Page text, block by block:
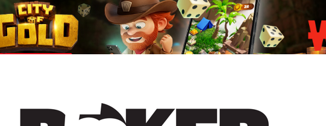
center>